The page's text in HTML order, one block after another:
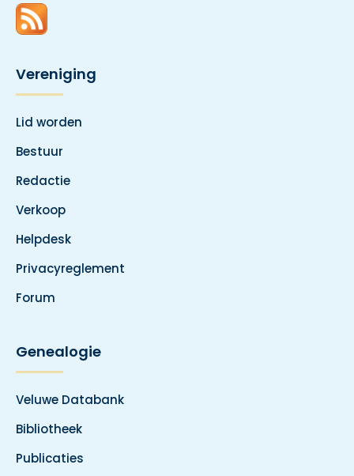
Vereniging
Lid worden
Bestuur
Redactie
Verkoop
Helpdesk
Privacyreglement
Forum
Genealogie
Veluwe Databank
Bibliotheek
Publicaties